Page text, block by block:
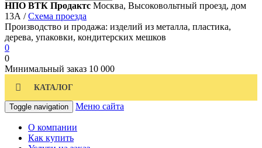
НПО ВТК Продактс Москва, Высоковольтный проезд, дом
13А /Схема проезда
Производство и продажа: изделий из металла, пластика,
дерева, упаковки, кондитерских мешков
0
0
Минимальный заказ 10 000
КАТАЛОГ
Toggle navigation Меню сайта
О компании
Как купить